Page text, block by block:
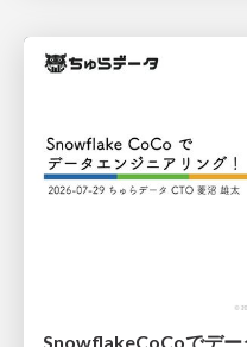
SnowflakeCoCoでデー